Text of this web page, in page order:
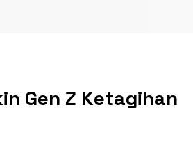
Gen Z Ketagihan